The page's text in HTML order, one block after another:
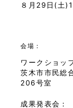
８月29日(土
会場：
ワークショッ
茨木市市民総
206号室
成果発表会：